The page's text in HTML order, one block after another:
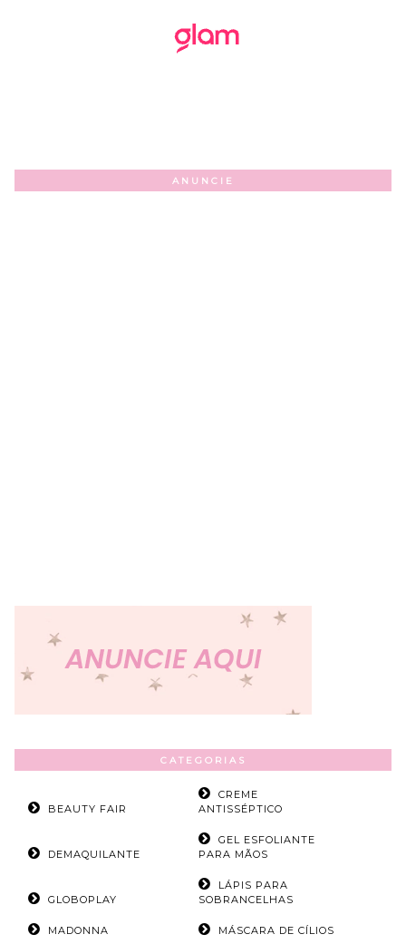
ANUNCIE
CATEGORIAS
BEAUTY FAIR
CREME
ANTISSÉPTICO
DEMAQUILANTE
GEL ESFOLIANTE
PARA MÃOS
GLOBOPLAY
LÁPIS PARA
SOBRANCELHAS
MADONNA MÁSCARA DE CÍLIOS